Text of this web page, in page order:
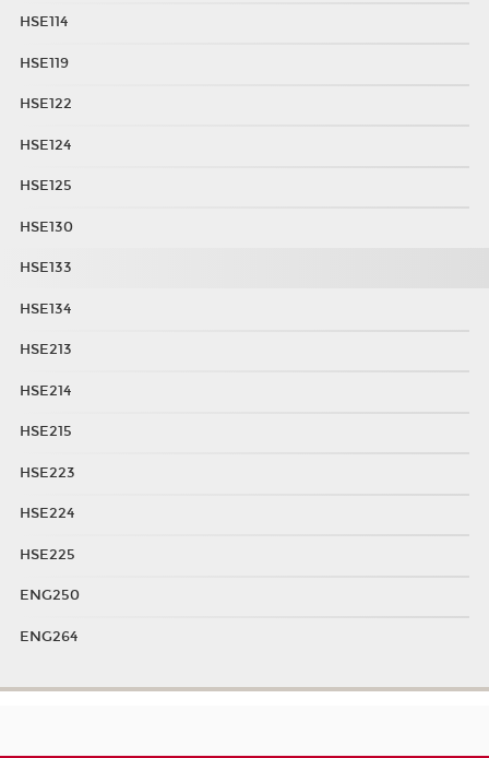
HSE114
HSE119
HSE122
HSE124
HSE125
HSE130
HSE133
HSE134
HSE213
HSE214
HSE215
HSE223
HSE224
HSE225
ENG250
ENG264